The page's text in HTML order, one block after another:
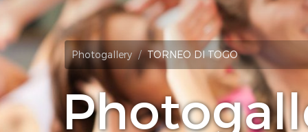
Photogallery TORNEO DI TOGO